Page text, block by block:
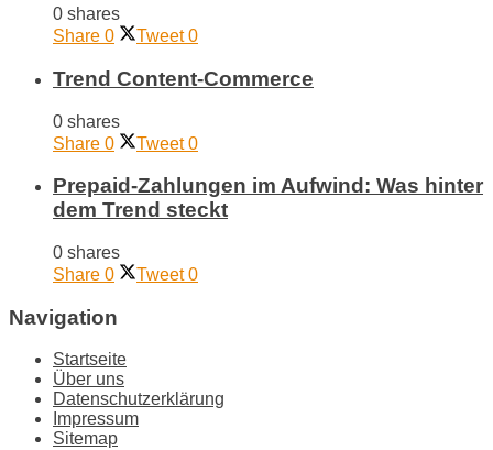
0 shares
Share 0 Tweet 0
Trend Content-Commerce
0 shares
Share 0 Tweet 0
Prepaid-Zahlungen im Aufwind: Was hinter
dem Trend steckt
0 shares
Share 0 Tweet 0
Navigation
Startseite
Über uns
Datenschutzerklärung
Impressum
Sitemap